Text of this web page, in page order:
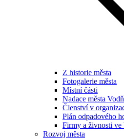
Z historie města
Fotogalerie města
Místní části
Nadace města
Členství v
Plán odpadového
Firmy a živnosti ve
Rozvoj města